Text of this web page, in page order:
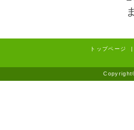
トップページ |